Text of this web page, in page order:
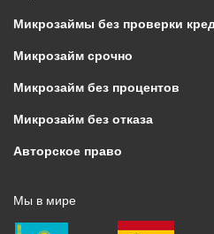
Микрозаймы без проверки
Микрозайм срочно
Микрозайм без процентов
Микрозайм без отказа
Авторское право
Мы в мире